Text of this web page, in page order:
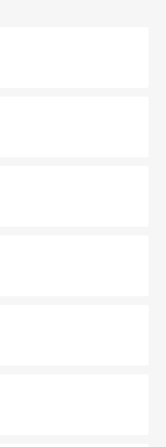
る外せないスポット